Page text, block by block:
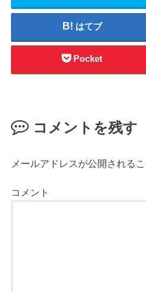
はてブ
Pocket
コメントを残す
メールアドレスが公開される
コメント